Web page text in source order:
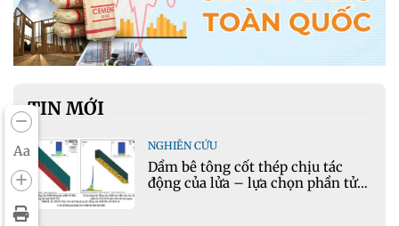
Aa
TIN MỚI
NGHIÊN CỨU
Dầm bê tông cốt thép chịu tác
động của lửa – lựa chọn phần tử